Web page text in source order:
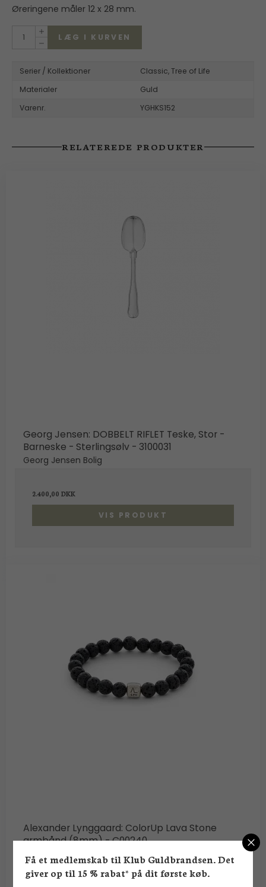
Øreringene måler 12 x 28 mm.
LÆG I KURVEN
Serier / Kollektioner Classic,Tree of Life
Materialer
Guld
Varenr.
YGHKS152
RELATEREDE PRODUKTER
Georg Jensen: DOBBELT RIFLET Teske, Stor -
Barneske - Sterlingsølv - 3100031
Georg Jensen Bolig
2.400,00 DKK
VIS PRODUKT
Alexander Lynggaard: ColorUp Lava Stone
armbånd (8mm) - C00240
Alexander Lynggaard
Få et medlemskab til Klub Guldbrandsen. Det
giver op til 15 % rabat* på dit første køb.